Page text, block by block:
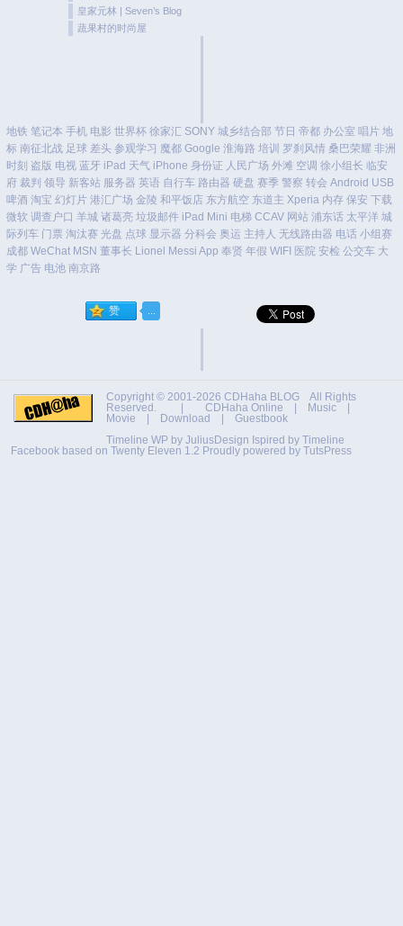
皇家元林 | Seven’s Blog
蔬果村的时尚屋
地铁 笔记本 手机 电影 世界杯 徐家汇 SONY 城乡结合部 节日 帝都 办公室 唱片 地
标 南征北战 足球 差头 参观学习 魔都 Google 淮海路 培训 罗刹风情 桑巴荣耀 非洲
时刻 盗版 电视 蓝牙 iPad 天气 iPhone 身份证 人民广场 外滩 空调 徐小组长 临安
府 裁判 领导 新客站 服务器 英语 自行车 路由器 硬盘 赛季 警察 转会 Android USB
啤酒 淘宝 幻灯片 港汇广场 金陵 和平饭店 东方航空 东道主 Xperia 内存 保安 下载
微软 调查户口 羊城 诸葛亮 垃圾邮件 iPad Mini 电梯 CCAV 网站 浦东话 太平洋 城
际列车 门票 淘汰赛 光盘 点球 显示器 分科会 奥运 主持人 无线路由器 电话 小组赛
成都 WeChat MSN 董事长 Lionel Messi App 奉贤 年假 WIFI 医院 安检 公交车 大
学 广告 电池 南京路
Copyright © 2001-2026 CDHaha BLOG All Rights
Reserved. | CDHaha Online Music
Movie
Download
Guestbook
Timeline WP by JuliusDesign Ispired by Timeline
Facebook based on Twenty Eleven 1.2 Proudly powered by TutsPress